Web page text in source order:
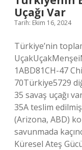
Uçağı Var
Tarih: Ekim 16, 2024
Türkiye’nin
1ABD81CH-47
70Türkiye5729
35 savaş uçağı
35A teslim
(Arizona, ABD)
savunmada
Küresel Ateş